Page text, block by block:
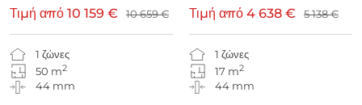
1 ζώνες
50 m2
44 mm
Τιμή από 10 159 € 10 659 €
1 ζώνες
17 m2
44 mm
Τιμή από 4 638 € 5 138 €